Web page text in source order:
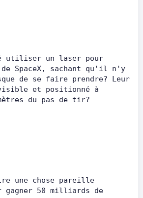
utiliser un laser pour
SpaceX, sachant qu'il n'y
de se faire prendre? Leur
et positionné à
du pas de tir?
une chose pareille
gagner 50 milliards de